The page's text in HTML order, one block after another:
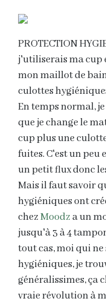
PROTECTION
j'utiliserais ma cup
mon maillot de
culottes
En temps normal,
que je change le
cup plus une
fuites. C'est un peu
un petit flux donc
Mais il faut savoir
hygiéniques ont
chezMoodza un
jusqu'à 3 à 4
tout cas, moi qui
hygiéniques, je
généralissimes, ça
vraie révolution à